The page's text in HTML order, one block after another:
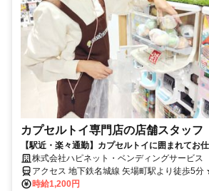
カプセルトイ専門店の店舗スタッフ
【駅近・楽々通勤】カプセルトイに囲まれてお
り勤務のシフトです◎ネイル＆ピアスOK・髪色
株式会社ハピネット・ベンディングサービ
ゲート
アクセス 地下鉄名城線 矢場町駅より徒歩5
交通費全額支給
時給1,200円